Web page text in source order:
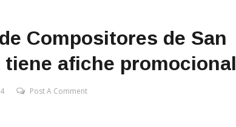
Compositores de San
afiche promocional
Post A Comment